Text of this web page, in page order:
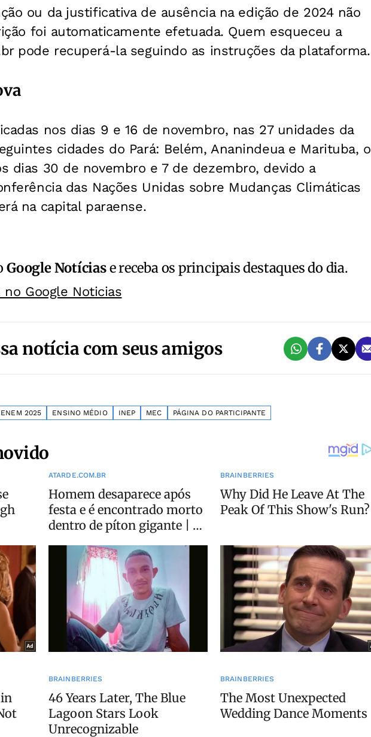
ou da justificativa de ausência na edição de 2024 não
foi automaticamente efetuada. Quem esqueceu a
pode recuperá-la seguindo as instruções da plataforma.
nos dias 9 e 16 de novembro, nas 27 unidades da
cidades do Pará: Belém, Ananindeua e Marituba, o
dias 30 de novembro e 7 de dezembro, devido a
das Nações Unidas sobre Mudanças Climáticas
na capital paraense.
Google Notíciase receba os principais destaques do dia.
no Google Noticias
notícia com seus amigos
ENEM 2025 ENSINO MÉDIO INEP MEC PÁGINA DO PARTICIPANTE